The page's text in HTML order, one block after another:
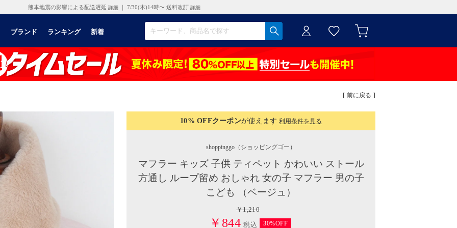
熊本地震の影響による配送遅延 詳細 ｜ 7/30(木)14時〜 送料改訂 詳細
ブランド ランキング 新着
[ 前に戻る ]
10% OFFクーポンが使えます 利用条件を見る
shoppinggo （ショッピングゴー）
マフラー キッズ 子供 ティペット かわいい ストール
方通し ループ留め おしゃれ 女の子 マフラー 男の子
こども （ベージュ）
￥1,210
￥844 税込 30%OFF